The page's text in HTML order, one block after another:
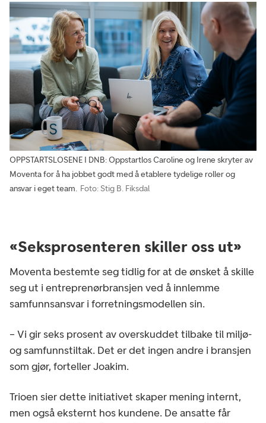
OPPSTARTSLOSENE I DNB: Oppstartlos Caroline og Irene skryter av
Moventa for å ha jobbet godt med å etablere tydelige roller og
ansvar i eget team. Foto: Stig B. Fiksdal
«Seksprosenteren skiller oss ut»
Moventa bestemte seg tidlig for at de ønsket å skille
seg ut i entreprenørbransjen ved å innlemme
samfunnsansvar i forretningsmodellen sin.
– Vi gir seks prosent av overskuddet tilbake til miljø-
og samfunnstiltak. Det er det ingen andre i bransjen
som gjør, forteller Joakim.
Trioen sier dette initiativet skaper mening internt,
men også eksternt hos kundene. De ansatte får